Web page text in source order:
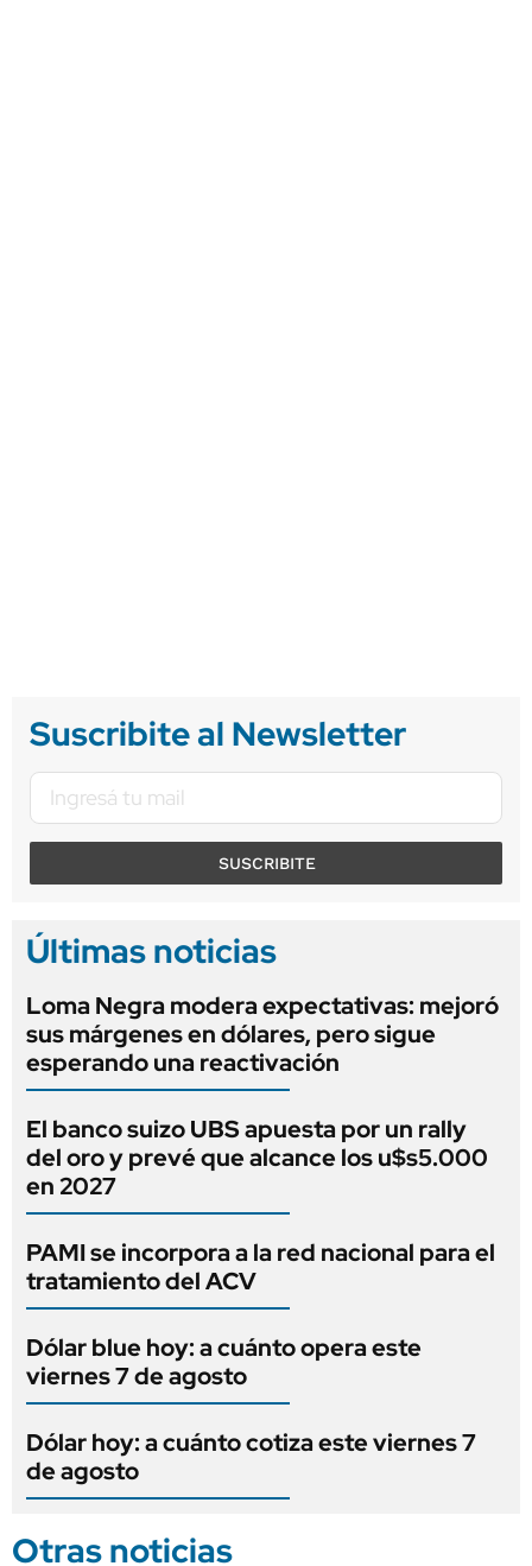
Suscribite al Newsletter
SUSCRIBITE
Últimas noticias
Loma Negra modera expectativas: mejoró
sus márgenes en dólares, pero sigue
esperando una reactivación
El banco suizo UBS apuesta por un rally
del oro y prevé que alcance los u$s5.000
en 2027
PAMI se incorpora a la red nacional para el
tratamiento del ACV
Dólar blue hoy: a cuánto opera este
viernes 7 de agosto
Dólar hoy: a cuánto cotiza este viernes 7
de agosto
Otras noticias